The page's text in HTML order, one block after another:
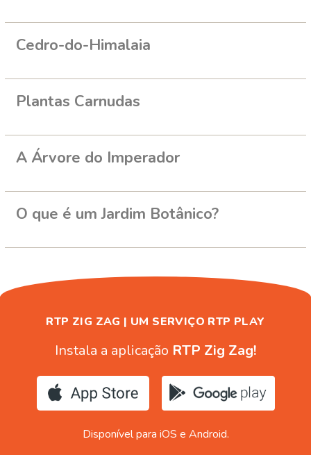
Cedro-do-Himalaia
Plantas Carnudas
A Árvore do Imperador
O que é um Jardim Botânico?
RTP ZIG ZAG | UM SERVIÇO RTP PLAY
Instala a aplicação RTP Zig Zag!
Disponível para iOS e Android.